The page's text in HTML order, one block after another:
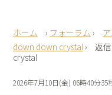
› フォーラム ›
down down crystal›
返
crystal
2026年7月10日(金) 06時40分35